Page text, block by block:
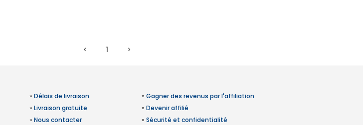
1
» Délais de livraison
» Livraison gratuite
» Nous contacter
» Gagner des revenus par l'affiliation
» Devenir affilié
» Sécurité et confidentialité